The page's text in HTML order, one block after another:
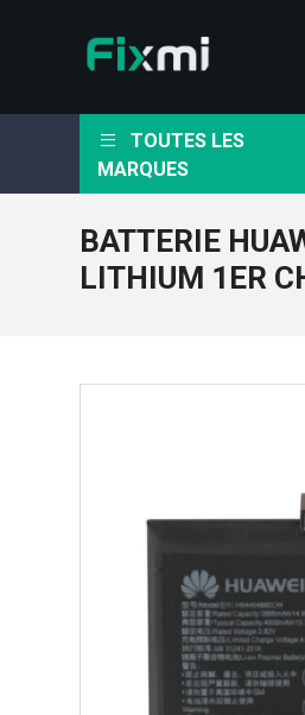
TOUTES LES
MARQUES
BATTERIE
LITHIUM 1ER